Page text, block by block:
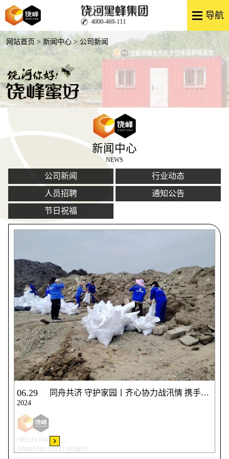
4000-469-111
网站首页 > 新闻中心> 公司新闻
新闻中心
NEWS
公司新闻
行业动态
人员招聘
通知公告
节日祝福
06.29
2024
同舟共济 守护家园丨齐心协力战汛情 携手并肩保家园